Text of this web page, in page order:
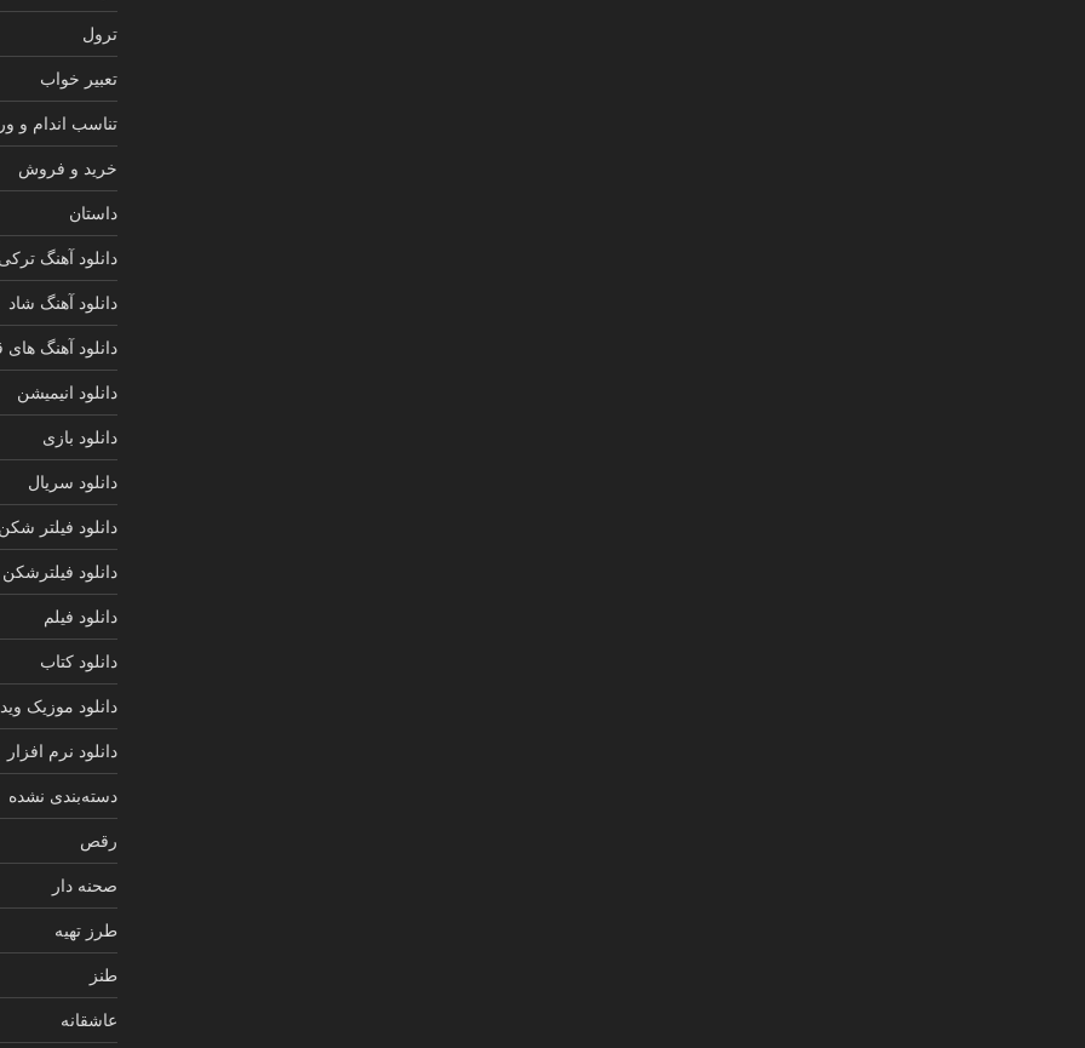
ترول
تعبیر خواب
تناسب اندام و
خرید و فروش
داستان
دانلود آهنگ
دانلود آهنگ شاد
دانلود آهنگ
دانلود انیمیشن
دانلود بازی
دانلود سریال
دانلود فیلتر
دانلود فیلترشکن
دانلود فیلم
دانلود کتاب
دانلود موزیک
دانلود نرم افزار
دسته‌بندی نشده
رقص
صحنه دار
طرز تهیه
طنز
عاشقانه